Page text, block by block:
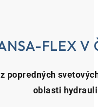
FLEX V
popredných
oblasti